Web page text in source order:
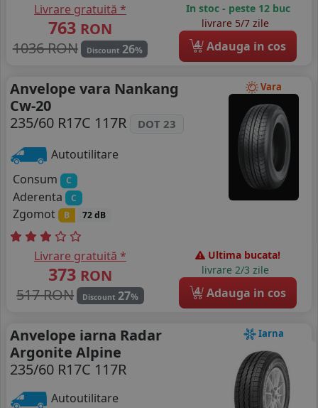
Livrare gratuită *
763 RON
1036 RON
Discount 26%
In stoc - peste 12 buc
livrare 5/7 zile
4 Adauga in cos
Vara
Anvelope vara Nankang
Cw-20
235/60 R17C 117R
DOT 23
Autoutilitare
Consum
C
Aderenta C
Zgomot B 72 dB
Livrare gratuită *
373 RON
517 RON
Discount 27%
Ultima bucata!
livrare 2/3 zile
4 Adauga in cos
Iarna
Anvelope iarna Radar
Argonite Alpine
235/60 R17C 117R
Autoutilitare